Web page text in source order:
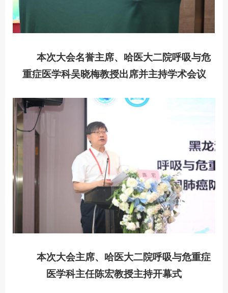
本次大会名誉主席、哈医大二院呼吸与危
重症医学科吴晓梅教授出席并主持学术会议
本次大会主席、哈医大二院呼吸与危重症
医学科主任陈宏教授主持开幕式